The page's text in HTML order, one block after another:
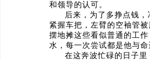
和领导的认可。
后来，为了多挣点钱
紧握车把，左臂的空袖管
摆地摊这些看似普通的工
水，每一次尝试都是他与
在这奔波忙碌的日子